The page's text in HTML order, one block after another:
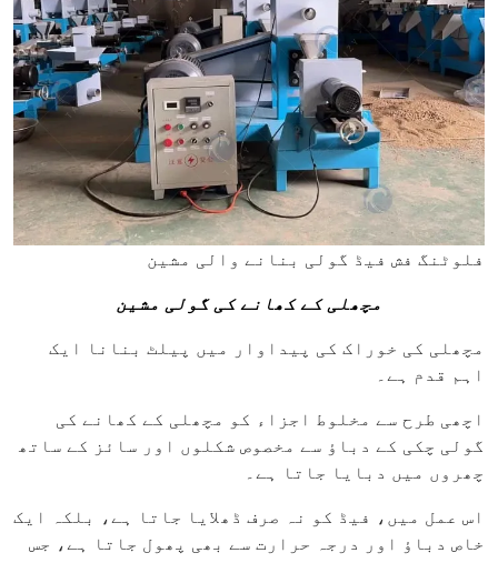
فلوٹنگ فش فیڈ گولی بنانے والی مشین
مچھلی کے کھانے کی گولی مشین
مچھلی کی خوراک کی پیداوار میں پیلٹ بنانا ایک
اہم قدم ہے۔
اچھی طرح سے مخلوط اجزاء کو مچھلی کے کھانے کی
گولی چکی کے دباؤ سے مخصوص شکلوں اور سائز کے ساتھ
چھروں میں دبایا جاتا ہے۔
اس عمل میں، فیڈ کو نہ صرف ڈھلایا جاتا ہے، بلکہ ایک
خاص دباؤ اور درجہ حرارت سے بھی پھول جاتا ہے، جس